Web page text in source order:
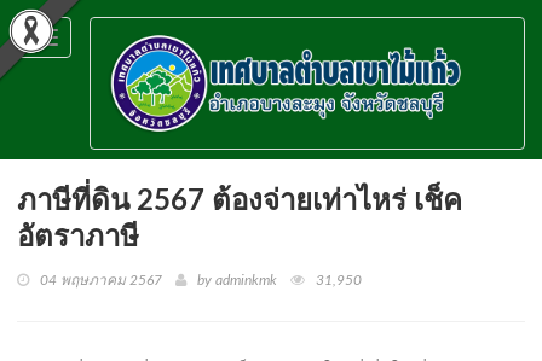
Toggle
navigation
ภาษีที่ดิน 2567 ต้องจ่ายเท่าไหร่ เช็ค
อัตราภาษี
04 พฤษภาคม 2567 by adminkmk 31,950